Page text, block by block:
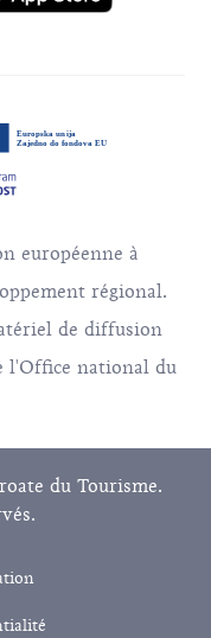
européenne à
régional.
de diffusion
l'Office national du
du Tourisme.